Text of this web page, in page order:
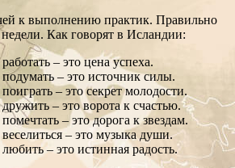
к выполнению практик. Правильно
Как говорят в Исландии:
– это цена успеха.
– это источник силы.
– это секрет молодости.
– это ворота к счастью.
– это дорога к звездам.
– это музыка души.
– это истинная радость.